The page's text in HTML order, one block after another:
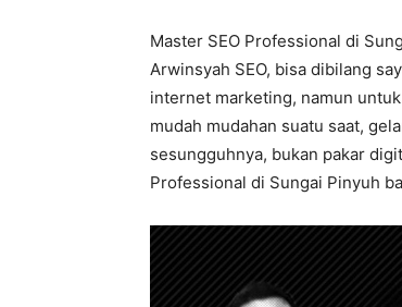
Master SEO Professional di
Arwinsyah SEO, bisa dibilang
internet marketing, namun
mudah mudahan suatu saat,
sesungguhnya, bukan pakar
Professional di Sungai Pinyuh